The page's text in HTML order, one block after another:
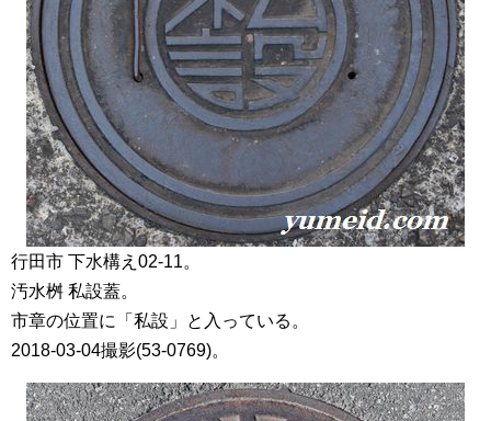
行田市 下水構え02-11。
汚水桝 私設蓋。
市章の位置に「私設」と入っている。
2018-03-04撮影(53-0769)。